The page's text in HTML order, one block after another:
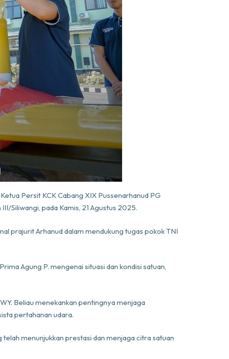
Persit KCK Cabang XIX Pussenarhanud PG
Siliwangi, pada Kamis, 21 Agustus 2025.
prajurit Arhanud dalam mendukung tugas pokok TNI
Agung P. mengenai situasi dan kondisi satuan,
Beliau menekankan pentingnya menjaga
pertahanan udara.
menunjukkan prestasi dan menjaga citra satuan